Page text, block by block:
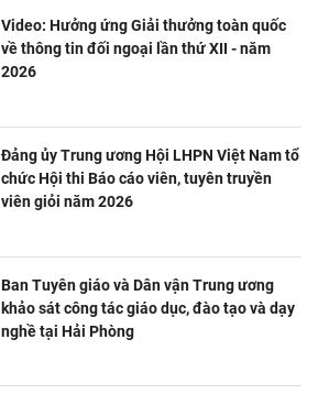
Video: Hưởng ứng Giải thưởng toàn quốc
về thông tin đối ngoại lần thứ XII - năm
2026
Đảng ủy Trung ương Hội LHPN Việt Nam tổ
chức Hội thi Báo cáo viên, tuyên truyền
viên giỏi năm 2026
Ban Tuyên giáo và Dân vận Trung ương
khảo sát công tác giáo dục, đào tạo và dạy
nghề tại Hải Phòng